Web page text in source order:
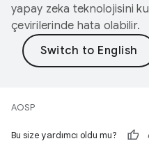
yapay zeka teknolojisini
çevirilerinde hata olabilir.
AOSP
Bu size yardımcı oldu mu?